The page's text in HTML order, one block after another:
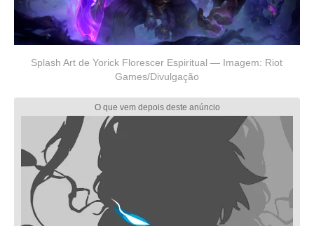
Splash Art de Yorick Florescer Espiritual — Imagem: Riot
Games/Divulgação